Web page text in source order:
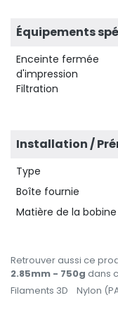
Équipements
Enceinte fermée
d'impression
Filtration
Installation /
Type
Boîte fournie
Matière de la bobine
Retrouver aussi ce
2.85mm - 750g dans
Filaments 3D
Nylon